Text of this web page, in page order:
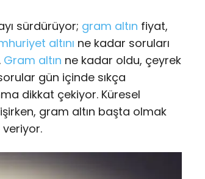
sürdürüyor; gram altın fiyat,
altını ne kadar soruları
Gram altın ne kadar oldu, çeyrek
gün içinde sıkça
dikkat çekiyor. Küresel
gram altın başta olmak
veriyor.